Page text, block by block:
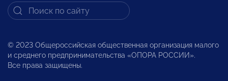
© 2023 Общероссийская общественная организация малого
и среднего предпринимательства «ОПОРА РОССИИ».
Все права защищены.